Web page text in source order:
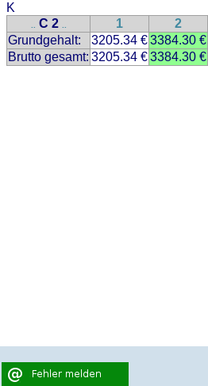
K
.. C 2 .. 1 2
Grundgehalt:
3205.34 €3384.30 €
Brutto gesamt: 3205.34 €3384.30 €